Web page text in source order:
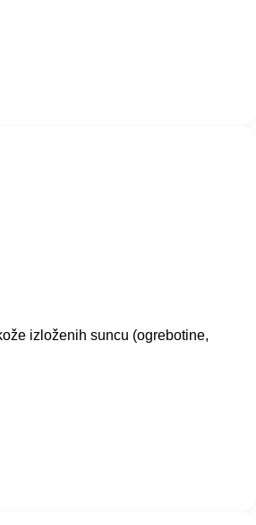
izloženih suncu (ogrebotine,